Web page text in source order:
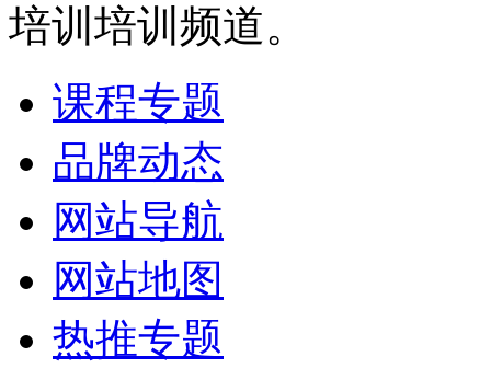
培训培训频道。
课程专题
品牌动态
网站导航
网站地图
热推专题